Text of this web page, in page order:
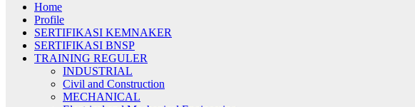
Home
Profile
SERTIFIKASI KEMNAKER
SERTIFIKASI BNSP
TRAINING REGULER
INDUSTRIAL
Civil and Construction
MECHANICAL